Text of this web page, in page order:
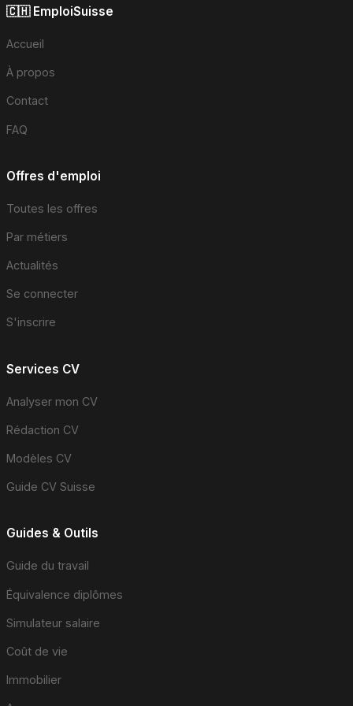
🇨🇭 EmploiSuisse
Accueil
À propos
Contact
FAQ
Offres d'emploi
Toutes les offres
Par métiers
Actualités
Se connecter
S'inscrire
Services CV
Analyser mon CV
Rédaction CV
Modèles CV
Guide CV Suisse
Guides & Outils
Guide du travail
Équivalence diplômes
Simulateur salaire
Coût de vie
Immobilier